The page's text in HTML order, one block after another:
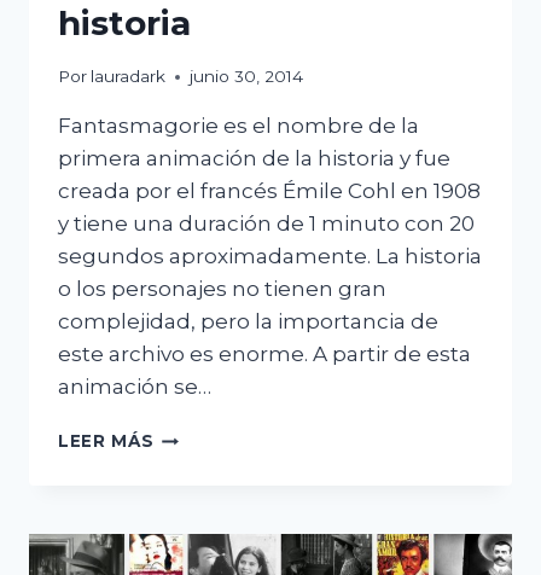
historia
Por lauradark junio 30, 2014
Fantasmagorie es el nombre de la
primera animación de la historia y fue
creada por el francés Émile Cohl en 1908
y tiene una duración de 1 minuto con 20
segundos aproximadamente. La historia
o los personajes no tienen gran
complejidad, pero la importancia de
este archivo es enorme. A partir de esta
animación se…
LEER MÁS FANTASMAGORIE
DE
LA